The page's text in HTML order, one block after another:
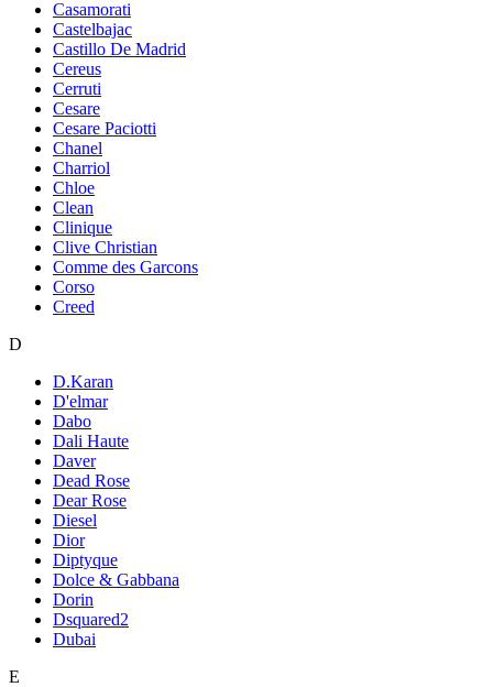
Casamorati
Castelbajac
Castillo De Madrid
Cereus
Cerruti
Cesare
Cesare Paciotti
Chanel
Charriol
Chloe
Clean
Clinique
Clive Christian
Comme des Garcons
Corso
Creed
D
D.Karan
D'elmar
Dabo
Dali Haute
Daver
Dead Rose
Dear Rose
Diesel
Dior
Diptyque
Dolce & Gabbana
Dorin
Dsquared2
Dubai
E